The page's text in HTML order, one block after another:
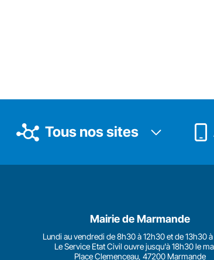
Tous nos sites
Mairie de Marmande
Lundi au vendredi de 8h30 à 12h30 et de 13h30 à
Le Service Etat Civil ouvre jusqu'à 18h30 le
Place Clemenceau, 47200 Marmande